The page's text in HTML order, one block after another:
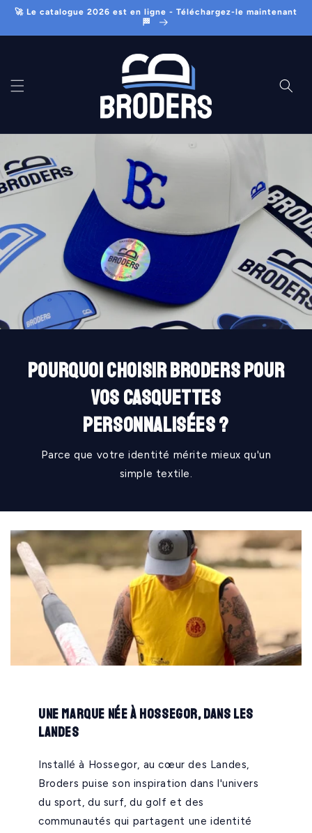
directamente
🚀 Le catalogue 2026 est en ligne - Téléchargez-le maintenant
🏁
Pourquoi choisir BRODERS pour
vos casquettes
personnalisées ?
Parce que votre identité mérite mieux qu'un
simple textile.
Une marque née à Hossegor, dans les
Landes
Installé à Hossegor, au cœur des Landes,
Broders puise son inspiration dans l'univers
du sport, du surf, du golf et des
communautés qui partagent une identité